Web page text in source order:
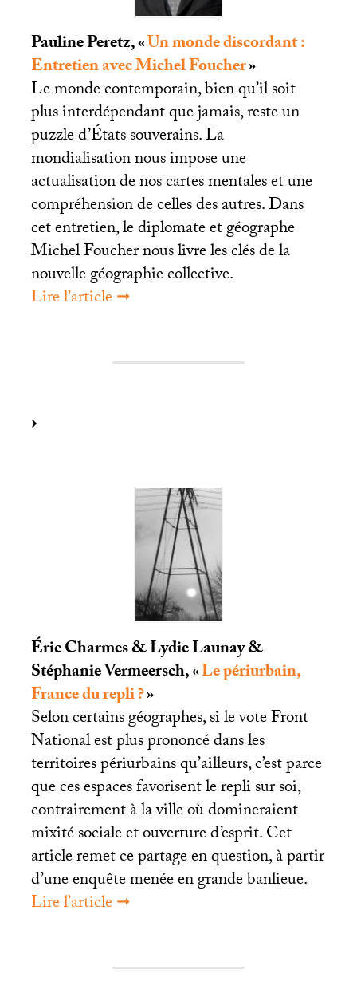
Pauline Peretz, «Un monde discordant :
Entretien avec Michel Foucher»
Le monde contemporain, bien qu’il soit
plus interdépendant que jamais, reste un
puzzle d’États souverains. La
mondialisation nous impose une
actualisation de nos cartes mentales et une
compréhension de celles des autres. Dans
cet entretien, le diplomate et géographe
Michel Foucher nous livre les clés de la
nouvelle géographie collective.
Lire l’article ➞
Éric Charmes & Lydie Launay &
Stéphanie Vermeersch, «Le périurbain,
France du repli?»
Selon certains géographes, si le vote Front
National est plus prononcé dans les
territoires périurbains qu’ailleurs, c’est parce
que ces espaces favorisent le repli sur soi,
contrairement à la ville où domineraient
mixité sociale et ouverture d’esprit. Cet
article remet ce partage en question, à partir
d’une enquête menée en grande banlieue.
Lire l’article ➞